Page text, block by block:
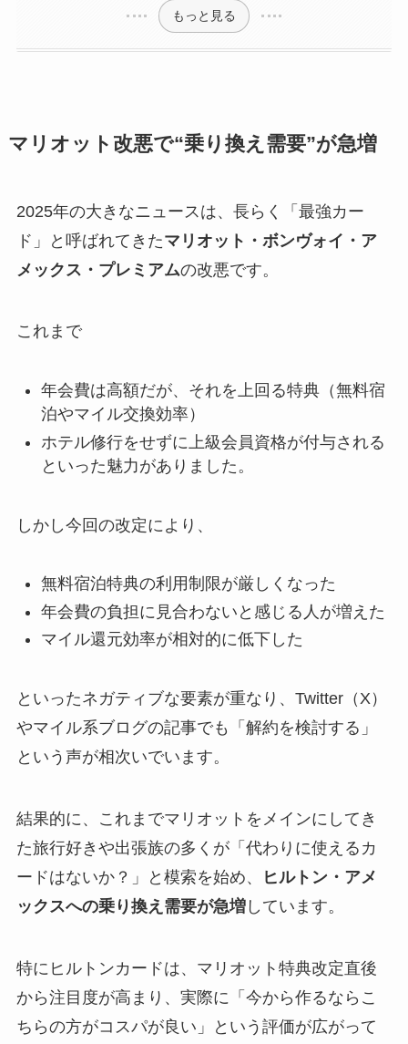
もっと見る
マリオット改悪で“乗り換え需要”が急増
2025年の大きなニュースは、長らく「最強カー
ド」と呼ばれてきたマリオット・ボンヴォイ・ア
メックス・プレミアムの改悪です。
これまで
年会費は高額だが、それを上回る特典（無料宿
泊やマイル交換効率）
ホテル修行をせずに上級会員資格が付与される
といった魅力がありました。
しかし今回の改定により、
無料宿泊特典の利用制限が厳しくなった
年会費の負担に見合わないと感じる人が増えた
マイル還元効率が相対的に低下した
といったネガティブな要素が重なり、Twitter（X）
やマイル系ブログの記事でも「解約を検討する」
という声が相次いでいます。
結果的に、これまでマリオットをメインにしてき
た旅行好きや出張族の多くが「代わりに使えるカ
ードはないか？」と模索を始め、
ヒルトン・アメ
ックスへの乗り換え需要が急増しています。
特にヒルトンカードは、マリオット特典改定直後
から注目度が高まり、実際に「今から作るならこ
ちらの方がコスパが良い」という評価が広がって